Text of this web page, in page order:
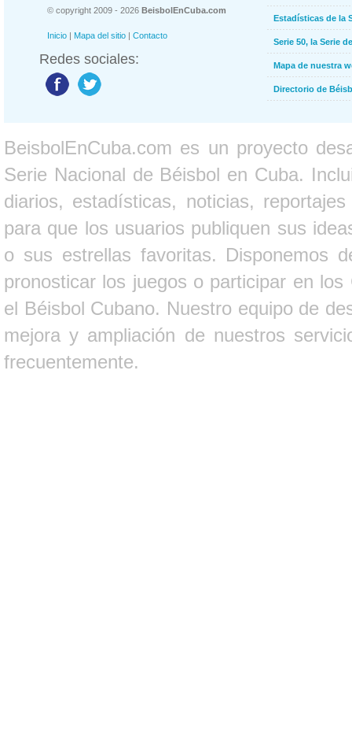
© copyright 2009 - 2026 BeisbolEnCuba.com
Inicio | Mapa del sitio | Contacto
Redes sociales:
Estadísticas de la
Serie 50, la Serie
Mapa de nuestra
Directorio de
BeisbolEnCuba.com es un proyecto
Serie Nacional de Béisbol en Cuba.
diarios, estadísticas, noticias,
para que los usuarios publiquen sus
o sus estrellas favoritas. Disponemos
pronosticar los juegos o participar en
el Béisbol Cubano. Nuestro equipo de
mejora y ampliación de nuestros
frecuentemente.